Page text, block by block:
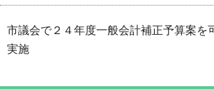
市議会で２４年度一般会計補正予算案を
実施